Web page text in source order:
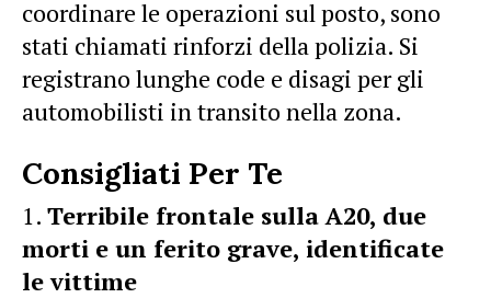
coordinare le operazioni sul posto, sono
stati chiamati rinforzi della polizia. Si
registrano lunghe code e disagi per gli
automobilisti in transito nella zona.
Consigliati Per Te
Terribile frontale sulla A20, due
morti e un ferito grave, identificate
le vittime